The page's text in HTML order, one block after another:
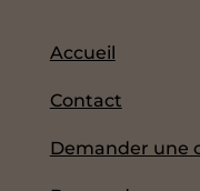
Accueil
Contact
Demander une